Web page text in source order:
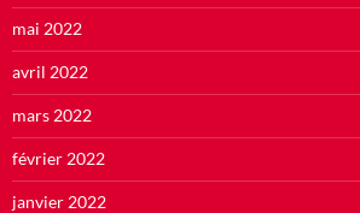
mai 2022
avril 2022
mars 2022
février 2022
janvier 2022